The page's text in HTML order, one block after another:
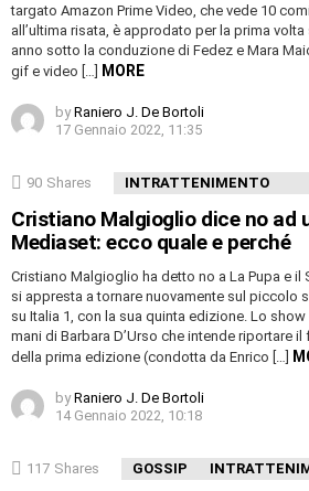
targato Amazon Prime Video, che vede 10
all’ultima risata, è approdato per la prima
anno sotto la conduzione di Fedez e Mara
gif e video […]
MORE
by Raniero J. De Bortoli
17 Gennaio 2022, 11:35
90 Shares INTRATTENIMENTO
Cristiano Malgioglio dice no ad
Mediaset: ecco quale e perché
Cristiano Malgioglio ha detto no a La Pupa e il
si appresta a tornare nuovamente sul piccolo
su Italia 1, con la sua quinta edizione. Lo
mani di Barbara D’Urso che intende riportare
della prima edizione (condotta da Enrico […]
by Raniero J. De Bortoli
14 Gennaio 2022, 10:18
117 Shares GOSSIP